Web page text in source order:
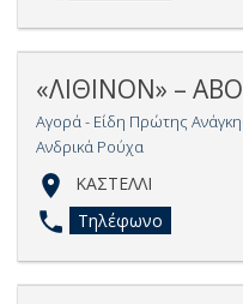
«ΛΙΘΙΝΟΝ» –
Αγορά - Είδη Πρώτης
Ανδρικά Ρούχα
ΚΑΣΤΕΛΛΙ
Τηλέφωνο